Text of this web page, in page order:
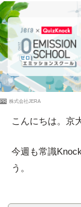
PR 株式会社JERA
こんにちは。京
今週も常識
う。